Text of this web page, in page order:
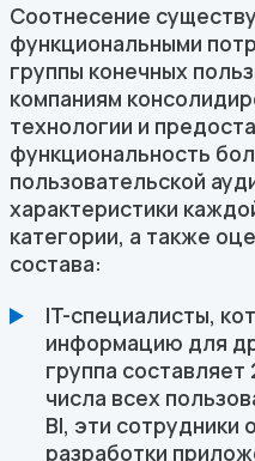
Соотнесение
функциональными
группы конечных
компаниям
технологии и
функциональность
пользовательской
характеристики
категории, а также
состава:
IT-специалисты,
информацию для
группа
числа всех
BI, эти
разработки